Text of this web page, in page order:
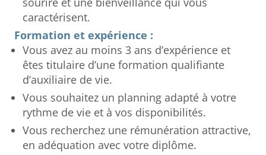
caractérisent.
Formation et expérience :
Vous avez au moins 3 ans d’expérience et
êtes titulaire d’une formation qualifiante
d’auxiliaire de vie.
Vous souhaitez un planning adapté à votre
rythme de vie et à vos disponibilités.
Vous recherchez une rémunération attractive,
en adéquation avec votre diplôme.